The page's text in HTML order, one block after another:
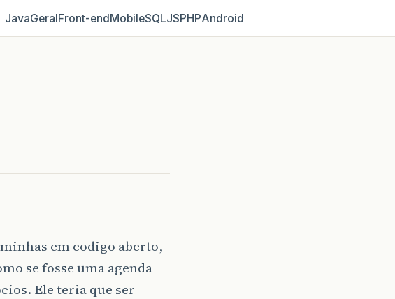
JavaGeralFront‑endMobileSQLJSPHPAndroid
em codigo aberto,
se fosse uma agenda
Ele teria que ser